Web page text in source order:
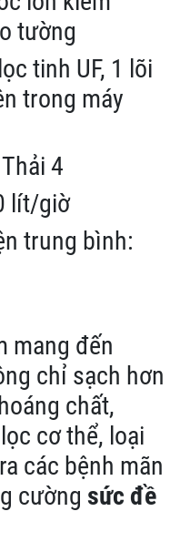
tường
tinh UF, 1 lõi
trong máy
4
lít/giờ
trung bình:
mang đến
chỉ sạch hơn
chất,
cơ thể, loại
các bệnh mãn
cường sức đề